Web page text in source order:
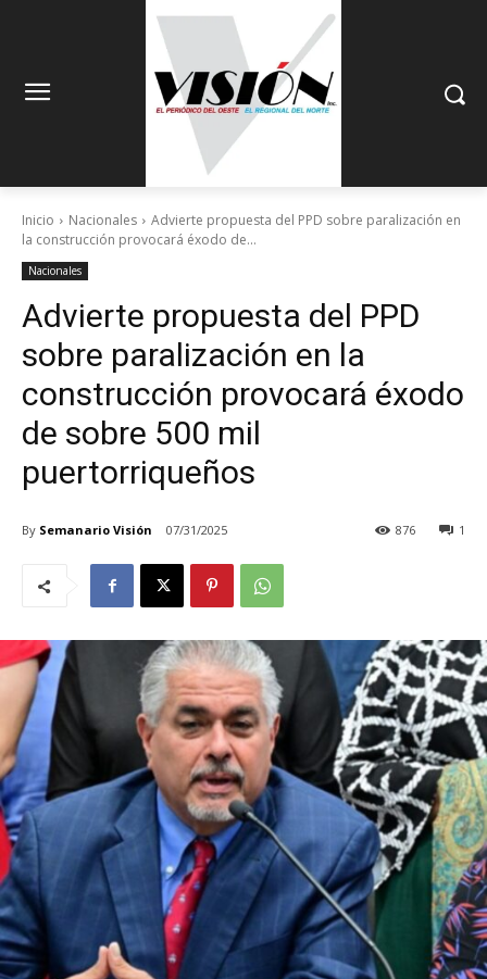
Inicio Nacionales
Advierte propuesta del PPD sobre paralización en
la construcción provocará éxodo de...
Nacionales
Advierte propuesta del PPD
sobre paralización en la
construcción provocará éxodo
de sobre 500 mil
puertorriqueños
By Semanario Visión 07/31/2025 1
876